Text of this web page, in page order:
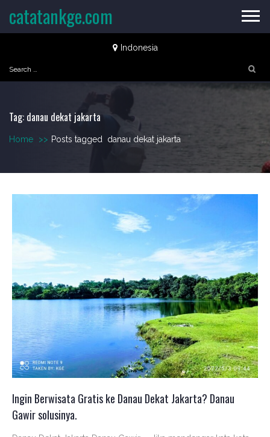
Indonesia
Search
for:
catatankge.com
Tag: danau dekat jakarta
Home >> Posts tagged danau dekat jakarta
Ingin Berwisata Gratis ke Danau Dekat Jakarta? Danau
Gawir solusinya.